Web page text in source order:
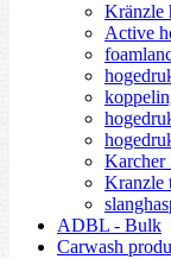
Kränzle
Active
Kranzle
ADBL - Bulk
Carwash